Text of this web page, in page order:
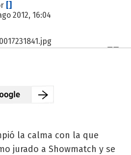
[]
2012, 16:04
la calma con la que
jurado a Showmatch y se